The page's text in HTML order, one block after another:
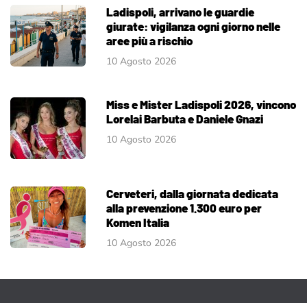
Ladispoli, arrivano le guardie
giurate: vigilanza ogni giorno nelle
aree più a rischio
10 Agosto 2026
Miss e Mister Ladispoli 2026, vincono
Lorelai Barbuta e Daniele Gnazi
10 Agosto 2026
Cerveteri, dalla giornata dedicata
alla prevenzione 1.300 euro per
Komen Italia
10 Agosto 2026